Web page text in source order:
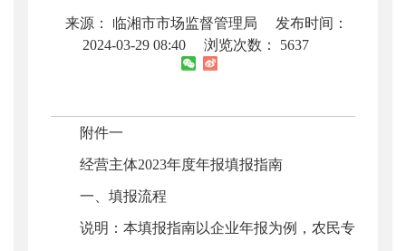
来源： 临湘市市场监督管理局
发布时间：
2024-03-29 08:40
浏览次数： 5637
附件一
经营主体2023年度年报填报指南
一、填报流程
说明：本填报指南以企业年报为例，农民专